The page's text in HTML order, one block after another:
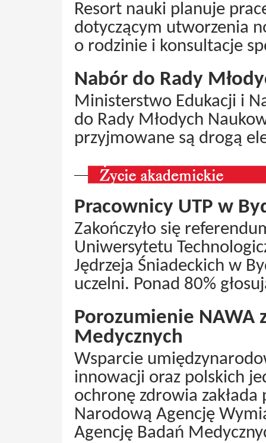
Resort nauki planuje
dotyczącym utworzenia
o rodzinie i konsultacje
Nabór do Rady
Ministerstwo Edukacji i
do Rady Młodych
przyjmowane są drogą
Pracownicy UTP w
Zakończyło się
Uniwersytetu
Jędrzeja Śniadeckich w
uczelni. Ponad 80%
Porozumienie NAWA
Medycznych
Wsparcie
innowacji oraz polskich
ochronę zdrowia
Narodową Agencję
Agencję Badań